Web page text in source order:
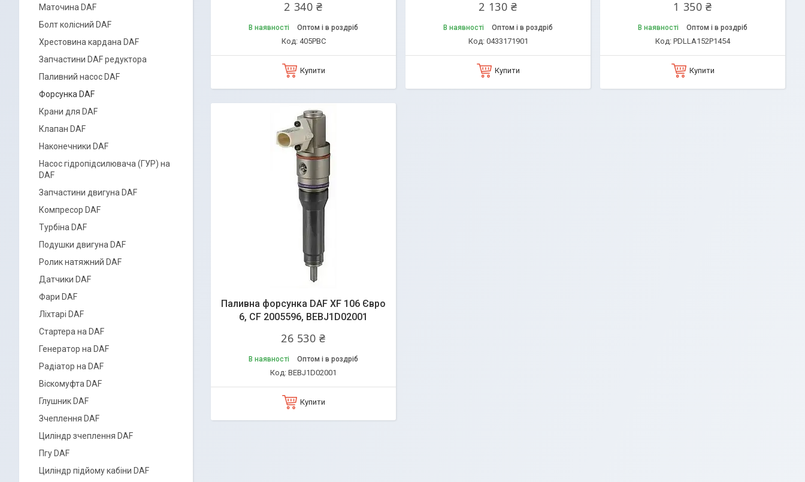
2 340 ₴
В наявності Оптом і в роздріб
405PBC
Купити
2 130 ₴
В наявності Оптом і в роздріб
0433171901
Купити
1 350 ₴
В наявності Оптом і в роздріб
PDLLA152P1454
Купити
Паливна форсунка DAF XF 106 Євро
6, CF 2005596, BEBJ1D02001
26 530 ₴
В наявності Оптом і в роздріб
BEBJ1D02001
Купити
Маточина DAF
Болт колісний DAF
Хрестовина кардана DAF
Запчастини DAF редуктора
Паливний насос DAF
Форсунка DAF
Крани для DAF
Клапан DAF
Наконечники DAF
Насос гідропідсилювача (ГУР) на
DAF
Запчастини двигуна DAF
Компресор DAF
Турбіна DAF
Подушки двигуна DAF
Ролик натяжний DAF
Датчики DAF
Фари DAF
Ліхтарі DAF
Стартера на DAF
Генератор на DAF
Радіатор на DAF
Віскомуфта DAF
Глушник DAF
Зчеплення DAF
Циліндр зчеплення DAF
Пгу DAF
Циліндр підйому кабіни DAF